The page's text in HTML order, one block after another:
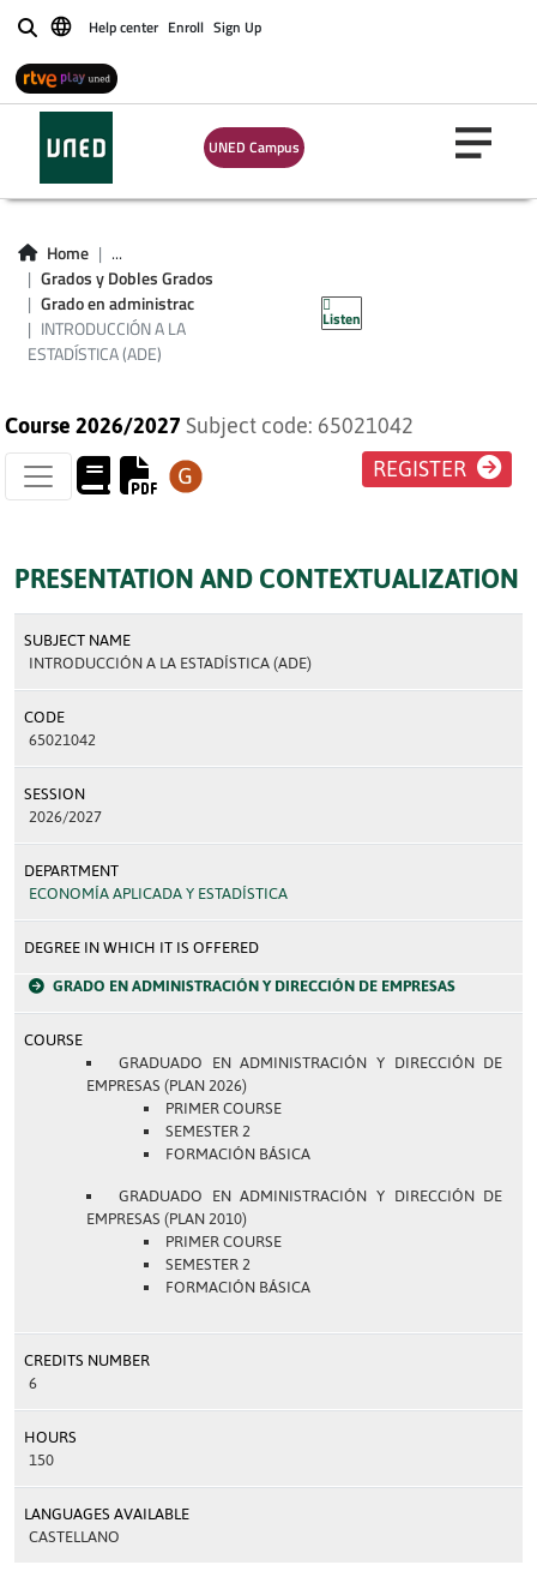
BuscarHelp center Enroll Sign Up
UNED Campus
Home
...
Grados y Dobles Grados
Grado en administrac
INTRODUCCIÓN A LA
ESTADÍSTICA (ADE)
Listen
INTRODUCCIÓN A
LA ESTADÍSTICA
(ADE)
Course 2026/2027 Subject code: 65021042
REGISTER
PRESENTATION AND CONTEXTUALIZATION
SUBJECT NAME
INTRODUCCIÓN A LA ESTADÍSTICA (ADE)
CODE
65021042
SESSION
2026/2027
DEPARTMENT
ECONOMÍA APLICADA Y ESTADÍSTICA
DEGREE IN WHICH IT IS OFFERED
GRADO EN ADMINISTRACIÓN Y DIRECCIÓN DE EMPRESAS
COURSE
GRADUADO EN ADMINISTRACIÓN Y DIRECCIÓN DE
EMPRESAS (PLAN 2026)
PRIMER COURSE
SEMESTER 2
FORMACIÓN BÁSICA
GRADUADO EN ADMINISTRACIÓN Y DIRECCIÓN DE
EMPRESAS (PLAN 2010)
PRIMER COURSE
SEMESTER 2
FORMACIÓN BÁSICA
CREDITS NUMBER
6
HOURS
150
LANGUAGES AVAILABLE
CASTELLANO